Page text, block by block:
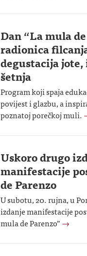
Dan “La mula
radionica
degustacija
šetnja
Program koji spaja
povijest i glazbu, a
poznatoj porečkoj muli.
Uskoro drugo
manifestacije
de Parenzo
U subotu, 20. rujna, u
izdanje manifestacije
mula de Parenzo”→